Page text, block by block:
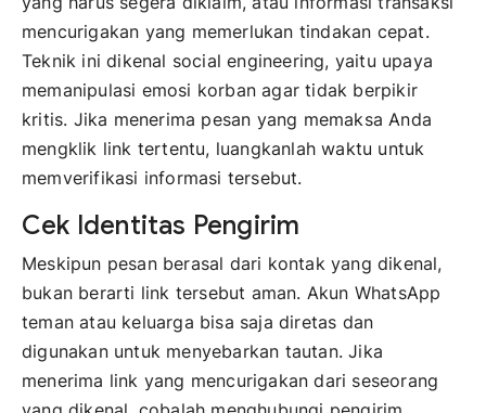
mencurigakan yang memerlukan tindakan cepat.
Teknik ini dikenal social engineering, yaitu upaya
memanipulasi emosi korban agar tidak berpikir
kritis. Jika menerima pesan yang memaksa Anda
mengklik link tertentu, luangkanlah waktu untuk
memverifikasi informasi tersebut.
Cek Identitas Pengirim
Meskipun pesan berasal dari kontak yang dikenal,
bukan berarti link tersebut aman. Akun WhatsApp
teman atau keluarga bisa saja diretas dan
digunakan untuk menyebarkan tautan. Jika
menerima link yang mencurigakan dari seseorang